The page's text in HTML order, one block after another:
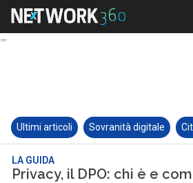
Ultimi articoli Sovranità digitale
LA GUIDA
Privacy, il DPO: chi è e